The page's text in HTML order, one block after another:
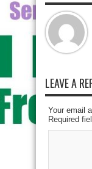
LEAVE A
Your email
Required